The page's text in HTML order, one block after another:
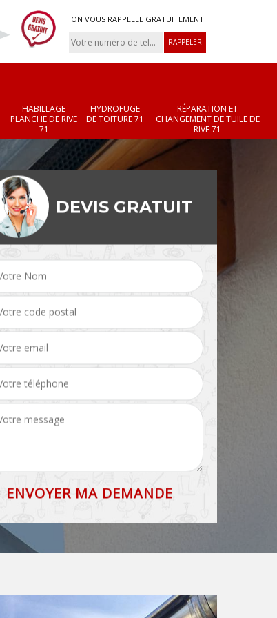
ON VOUS RAPPELLE GRATUITEMENT
HABILLAGE
PLANCHE DE RIVE
71
HYDROFUGE
DE TOITURE 71
RÉPARATION ET
CHANGEMENT DE TUILE DE
RIVE 71
Changement de velux
71
Réparation et
changement de
et faîtage 71
DEVIS GRATUIT